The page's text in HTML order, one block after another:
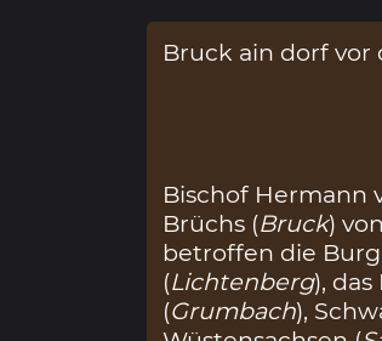
Bruck ain dorf vor
Bischof Hermann
Brüchs (Bruck)
betroffen die
(Lichtenberg),
(Grumbach),